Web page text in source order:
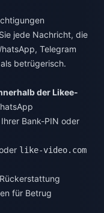
jede Nachricht, die
Telegram
betrügerisch.
der Likee-
Bank-PIN oder
like-video.com
für Betrug